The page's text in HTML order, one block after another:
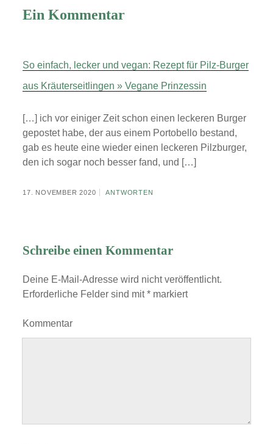
Ein Kommentar
So einfach, lecker und vegan: Rezept für Pilz-Burger
aus Kräuterseitlingen » Vegane Prinzessin
[…] ich vor einiger Zeit schon einen leckeren Burger
gepostet habe, der aus einem Portobello bestand,
gab es heute eine wieder einen leckeren Pilzburger,
den ich sogar noch besser fand, und […]
17. NOVEMBER 2020 ANTWORTEN
Schreibe einen Kommentar
Deine E-Mail-Adresse wird nicht veröffentlicht.
Erforderliche Felder sind mit* markiert
Kommentar